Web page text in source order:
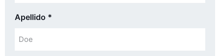
Apellido *